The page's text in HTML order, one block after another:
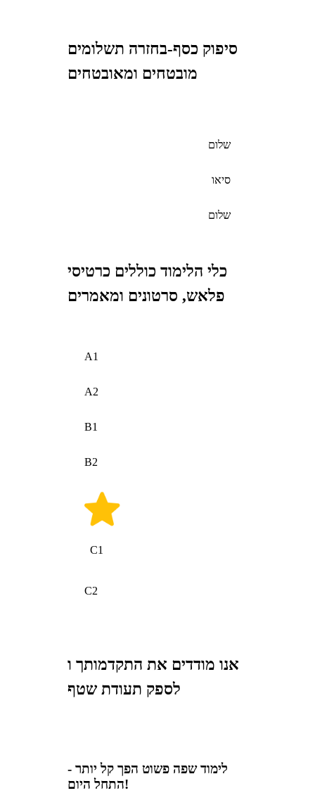
סיפוק כסף-בחזרה תשלומים
מובטחים ומאובטחים
שלום
סיאו
שלום
כלי הלימוד כוללים כרטיסי
פלאש, סרטונים ומאמרים
A1
A2
B1
B2
C1
C2
אנו מודדים את התקדמותך ו
לספק תעודת שטף
לימוד שפה פשוט הפך קל יותר -
התחל היום!